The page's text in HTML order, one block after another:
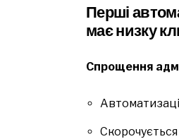
Перші
має низку
Спрощення